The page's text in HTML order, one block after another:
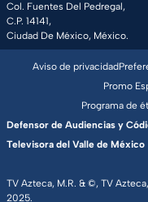
Col. Fuentes Del Pedregal,
C.P. 14141,
Ciudad De México, México.
TV Azteca, M.R. & ©, TV
2025.
Aviso de privacidad
Promo
Programa de
Defensor de Audiencias y
Televisora del Valle de México